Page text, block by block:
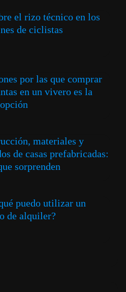
el rizo técnico en los
de ciclistas
por las que comprar
en un vivero es la
materiales y
de casas prefabricadas:
sorprenden
puedo utilizar un
de alquiler?